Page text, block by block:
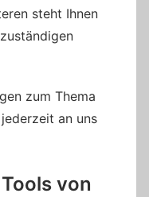
steht Ihnen
zum Thema
an uns
von